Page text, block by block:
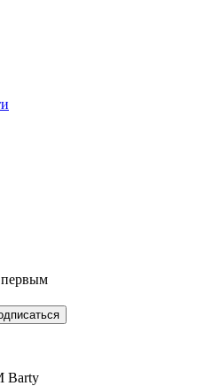
первым
Barty